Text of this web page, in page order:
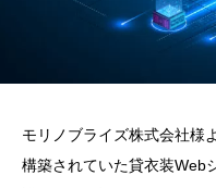
モリノブライズ株式会社様
構築されていた貸衣装Web